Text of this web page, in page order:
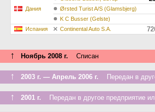
Дания Ørsted Turist A/S (Glamsbjerg)
K C Busser (Gelste)
Испания Continental Auto S.A.
↑ Ноябрь 2008 г. Списан
↑ 2003 г. — Апрель 2006 г. Передан в
↑ 2001 г. Передан в другое предприятие